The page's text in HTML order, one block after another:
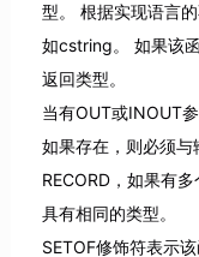
型。 根据实现语言
如cstring。 如果该
返回类型。
当有OUT或INOUT
如果存在，则必须与
RECORD，如果有
具有相同的类型。
SETOF修饰符表示